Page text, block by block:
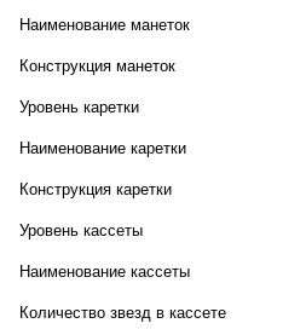
Наименование манеток
Конструкция манеток
Уровень каретки
Наименование каретки
Конструкция каретки
Уровень кассеты
Наименование кассеты
Количество звезд в кассете